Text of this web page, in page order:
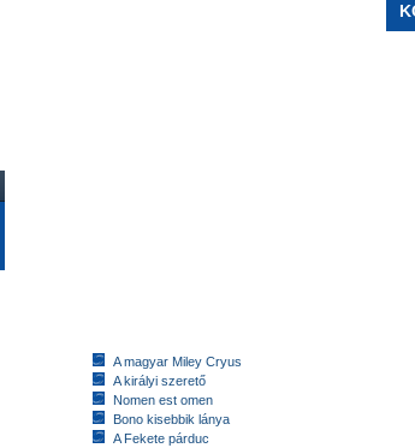
A magyar Miley Cryus
A királyi szerető
Nomen est omen
Bono kisebbik lánya
A Fekete párduc